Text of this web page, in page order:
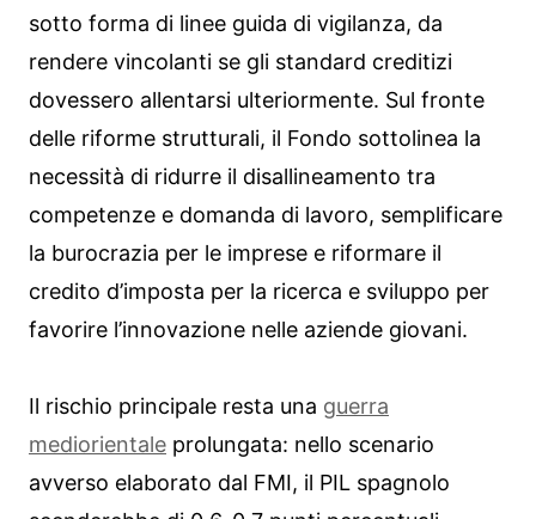
sotto forma di linee guida di vigilanza, da
rendere vincolanti se gli standard creditizi
dovessero allentarsi ulteriormente. Sul fronte
delle riforme strutturali, il Fondo sottolinea la
necessità di ridurre il disallineamento tra
competenze e domanda di lavoro, semplificare
la burocrazia per le imprese e riformare il
credito d’imposta per la ricerca e sviluppo per
favorire l’innovazione nelle aziende giovani.
Il rischio principale resta una guerra
mediorientale prolungata: nello scenario
avverso elaborato dal FMI, il PIL spagnolo